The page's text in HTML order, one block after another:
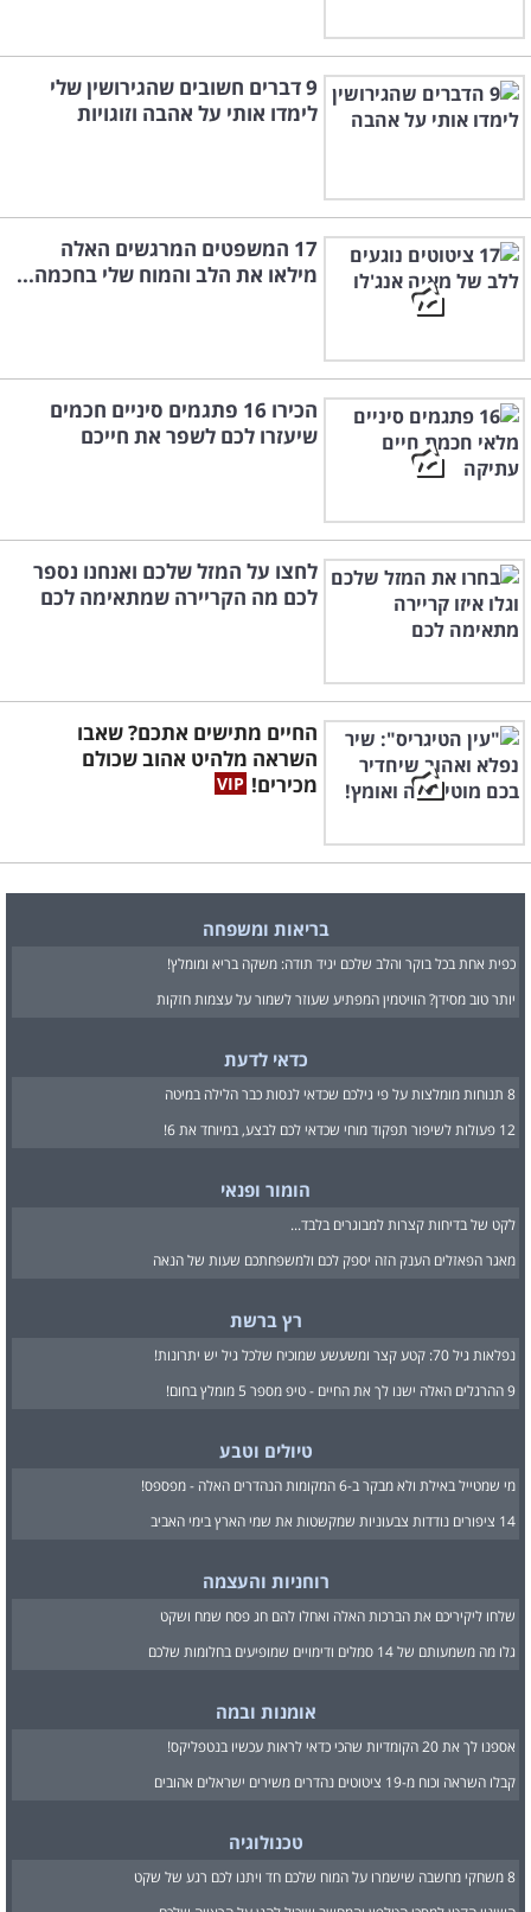
9 דברים חשובים שהגירושין שלי
לימדו אותי על אהבה וזוגויות
17 המשפטים המרגשים האלה
מילאו את הלב והמוח שלי בחכמה...
הכירו 16 פתגמים סיניים חכמים
שיעזרו לכם לשפר את חייכם
לחצו על המזל שלכם ואנחנו נספר
לכם מה הקריירה שמתאימה לכם
החיים מתישים אתכם? שאבו
השראה מלהיט אהוב שכולם
מכירים!
בריאות ומשפחה
כפית אחת בכל בוקר והלב שלכם יגיד תודה: משקה בריא ומומלץ!
יותר טוב מסידן? הוויטמין המפתיע שעוזר לשמור על עצמות חזקות
כדאי לדעת
8 תנוחות מומלצות על פי גילכם שכדאי לנסות כבר הלילה במיטה
12 פעולות לשיפור תפקוד מוחי שכדאי לכם לבצע, במיוחד את 6!
הומור ופנאי
לקט של בדיחות קצרות למבוגרים בלבד...
מאגר הפאזלים הענק הזה יספק לכם ולמשפחתכם שעות של הנאה
רץ ברשת
נפלאות גיל 70: קטע קצר ומשעשע שמוכיח שלכל גיל יש יתרונות!
9 ההרגלים האלה ישנו לך את החיים - טיפ מספר 5 מומלץ בחום!
טיולים וטבע
מי שמטייל באילת ולא מבקר ב-6 המקומות הנהדרים האלה - מפספס!
14 ציפורים נודדות צבעוניות שמקשטות את שמי הארץ בימי האביב
רוחניות והעצמה
שלחו ליקיריכם את הברכות האלה ואחלו להם חג פסח שמח ושקט
גלו מה משמעותם של 14 סמלים ודימויים שמופיעים בחלומות שלכם
אומנות ובמה
אספנו לך את 20 הקומדיות שהכי כדאי לראות עכשיו בנטפליקס!
קבלו השראה וכוח מ-19 ציטוטים נהדרים משירים ישראלים אהובים
טכנולוגיה
8 משחקי מחשבה שישמרו על המוח שלכם חד ויתנו לכם רגע של שקט